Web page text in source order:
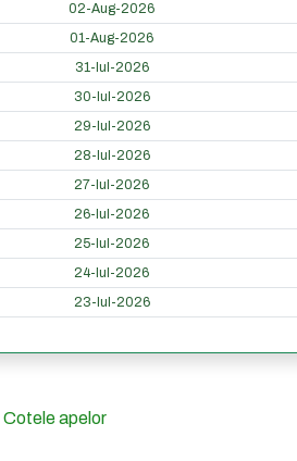
02-Aug-2026
01-Aug-2026
31-Iul-2026
30-Iul-2026
29-Iul-2026
28-Iul-2026
27-Iul-2026
26-Iul-2026
25-Iul-2026
24-Iul-2026
23-Iul-2026
Cotele apelor